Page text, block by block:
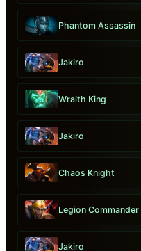
Phantom Assassin
Jakiro
Wraith King
Jakiro
Chaos Knight
Legion Commander
Jakiro